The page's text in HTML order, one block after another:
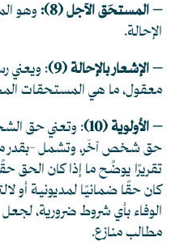
– المستحَق الآجل(8)
:وهو
الإحالة.
– الإشعار بالإحالة(9)
: ويعني
معقول، ما هي المستحقات
– الأولوية(10)
: وتعني حق
حق شخص آخَر، وتشمل -بقدر
تقريرًا يوضِّح ما إذا كان الحق
كان حقًا ضمانيًا لمديونية أو
الوفاء بأي شروط ضرورية،
مطالب منازع.